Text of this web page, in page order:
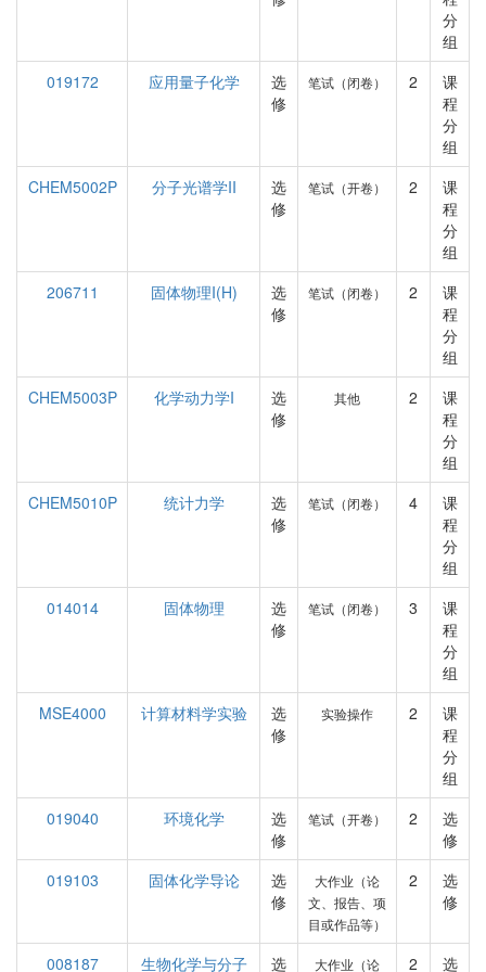
分
组
019172
应用量子化学
选
修
笔试（闭卷） 2
课
程
分
组
CHEM5002P
分子光谱学II
选
修
笔试（开卷） 2
课
程
分
组
206711
固体物理I(H)
选
修
笔试（闭卷） 2
课
程
分
组
CHEM5003P
化学动力学I
选
修
其他 2
课
程
分
组
CHEM5010P
统计力学
选
修
笔试（闭卷） 4
课
程
分
组
014014
固体物理
选
修
笔试（闭卷） 3
课
程
分
组
MSE4000
计算材料学实验
选
修
实验操作 2
课
程
分
组
019040
环境化学
选
修
笔试（开卷） 2
选
修
019103
固体化学导论
选
修
大作业（论
文、报告、项
目或作品等）
2
选
修
008187 生物化学与分子 选 大作业（论 2 选